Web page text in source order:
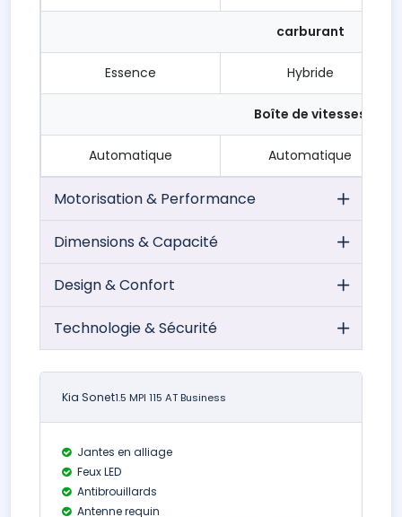
carburant
Essence Hybride
Boîte de vitesses
Automatique Automatique
Motorisation & Performance
Dimensions & Capacité
Design & Confort
Technologie & Sécurité
Kia Sonet1.5 MPI 115 AT Business
Jantes en alliage
Feux LED
Antibrouillards
Antenne requin